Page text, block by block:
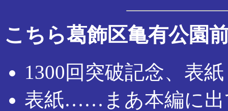
こちら葛飾区亀有公園
1300回突破記念、表
表紙……まあ本編に